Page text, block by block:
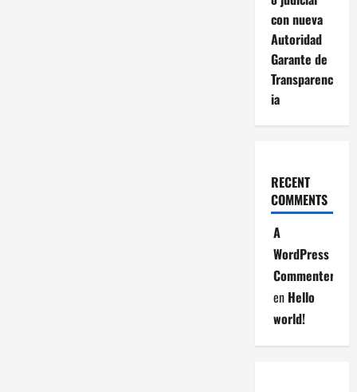
con nueva
Autoridad
Garante de
Transparenc
ia
RECENT
COMMENTS
A
WordPress
Commenter
en Hello
world!